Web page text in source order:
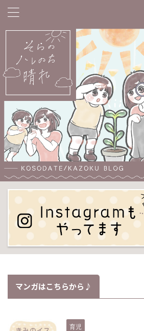
マンガはこちらから♪
育児